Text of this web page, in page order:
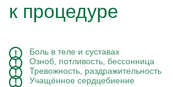
к процедуре
Боль в теле и суставах
Озноб, потливость, бессонница
Тревожность, раздражительность
Учащённое сердцебиение